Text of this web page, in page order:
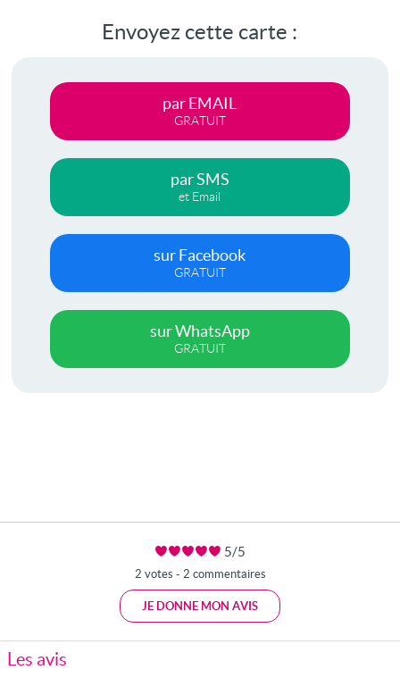
vidéo
Envoyez cette carte :
par EMAIL
GRATUIT
par SMS
et Email
sur Facebook
GRATUIT
sur WhatsApp
GRATUIT
5/5
2 votes - 2 commentaires
JE DONNE MON AVIS
Les avis